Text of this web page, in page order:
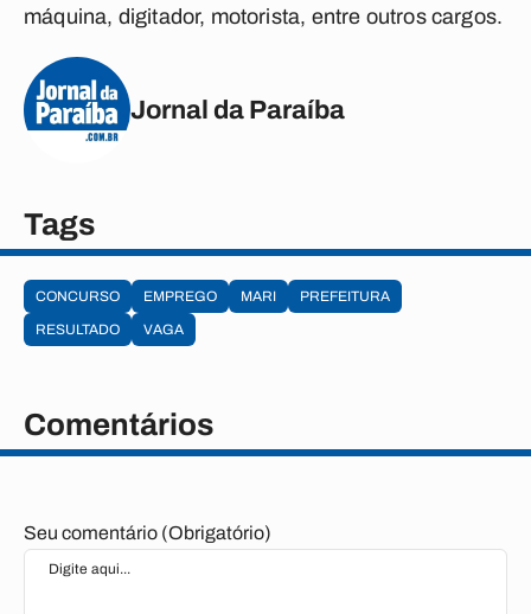
máquina, digitador, motorista, entre outros cargos.
Jornal da Paraíba
Tags
CONCURSO EMPREGO MARI
PREFEITURA
RESULTADO
VAGA
Comentários
Seu comentário (Obrigatório)